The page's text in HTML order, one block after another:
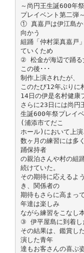
～尚円王生誕600年祭
プレイベント第二弾～
① 真嘉戸は伊江島か
向かう
組踊「仲村渠真嘉戸
ていくため
② 松金が海辺で踊る
この後･･･
制作上演されたが、
このたび12年ぶりに
14日の伊是名村健康
さらに23日には尚円
生誕600年祭プレイ
(浦添市てだこ
ホール)において上演
数ヶ月の練習には多
踊保持者
の親泊さんや村の組
続けていた。
その期待に応えるよ
き、関係者の
期待もさらに高まっ
年達は楽しみ
ながら練習をこなし
③ 伊平屋島に到着し
その結果は、鑑賞し
演した青年
達もお客さんの喜ぶ